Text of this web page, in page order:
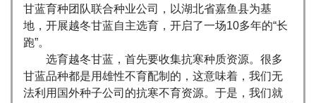
甘蓝育种团队联合种业公司，以湖北省嘉鱼县为基
地，开展越冬甘蓝自主选育，开启了一场10多年的“长
跑”。
选育越冬甘蓝，首先要收集抗寒种质资源。很多
甘蓝品种都是用雄性不育配制的，这意味着，我们无
法利用国外种子公司的抗寒不育资源。于是，我们就